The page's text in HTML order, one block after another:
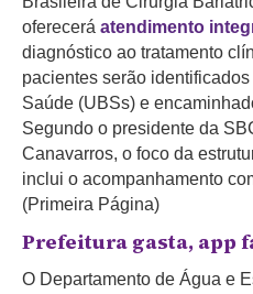
oferecerá atendimento
diagnóstico ao tratamento
pacientes serão
Saúde (UBSs) e
Segundo o presidente da
Canavarros, o foco da
inclui o acompanhamento
(Primeira Página)
Prefeitura gasta, app
O Departamento de Água e